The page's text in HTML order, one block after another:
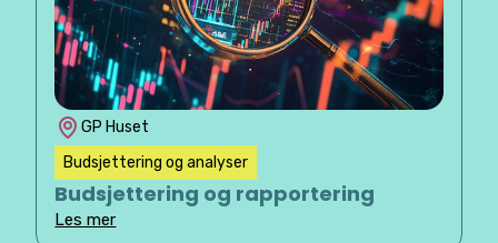
GP Huset
Budsjettering og analyser
Budsjettering og rapportering
Les mer